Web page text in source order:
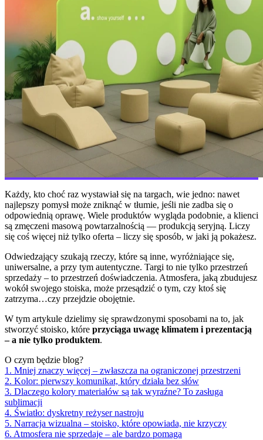
Każdy, kto choć raz wystawiał się na targach, wie jedno: nawet
najlepszy pomysł może zniknąć w tłumie, jeśli nie zadba się o
odpowiednią oprawę. Wiele produktów wygląda podobnie, a klienci
są zmęczeni masową powtarzalnością — produkcją seryjną. Liczy
się coś więcej niż tylko oferta – liczy się sposób, w jaki ją pokażesz.
Odwiedzający szukają rzeczy, które są inne, wyróżniające się,
uniwersalne, a przy tym autentyczne. Targi to nie tylko przestrzeń
sprzedaży – to przestrzeń doświadczenia. Atmosfera, jaką zbudujesz
wokół swojego stoiska, może przesądzić o tym, czy ktoś się
zatrzyma…czy przejdzie obojętnie.
W tym artykule dzielimy się sprawdzonymi sposobami na to, jak
stworzyć stoisko, które przyciąga uwagę klimatem i prezentacją
– a nie tylko produktem.
O czym będzie blog?
1. Mniej znaczy więcej – zwłaszcza na ograniczonej przestrzeni
2. Kolor: pierwszy komunikat, który działa bez słów
3. Dlaczego kolory materiałów są tak wyraźne? To zasługa
sublimacji
4. Światło: dyskretny reżyser nastroju
5. Narracja wizualna – stoisko, które opowiada, nie krzyczy
6. Atmosfera nie sprzedaje – ale bardzo pomaga